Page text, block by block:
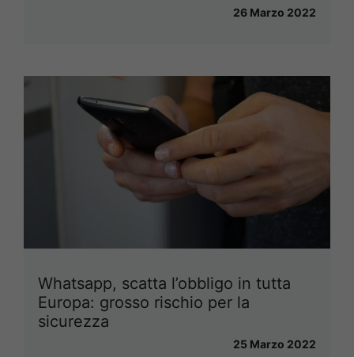
26 Marzo 2022
Whatsapp, scatta l’obbligo in tutta
Europa: grosso rischio per la
sicurezza
25 Marzo 2022